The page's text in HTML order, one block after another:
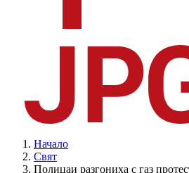
Начало
Свят
Полицаи разгониха с газ